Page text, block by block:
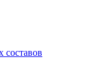
составов